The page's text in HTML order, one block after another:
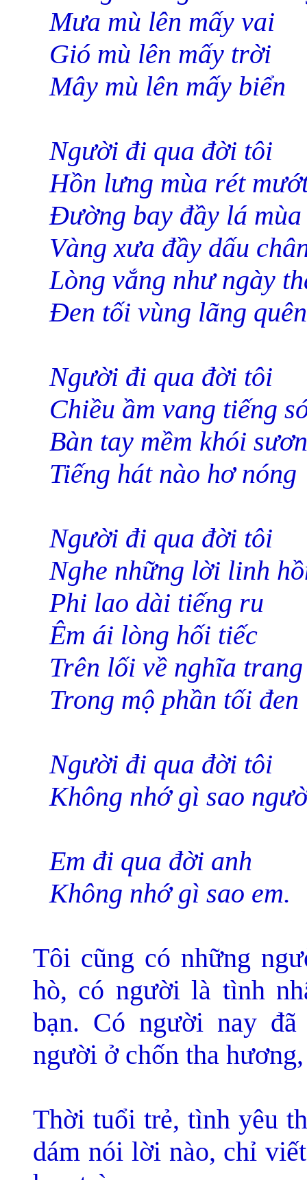
Mưa mù lên mấy vai
Gió mù lên mấy trời
Mây mù lên mấy biển
Người đi qua đời tôi
Hồn lưng mùa rét
Đường bay đầy lá mùa
Vàng xưa đầy dấu
Lòng vắng như ngày
Đen tối vùng lãng quên
Người đi qua đời tôi
Chiều ầm vang tiếng
Bàn tay mềm khói
Tiếng hát nào hơ nóng
Người đi qua đời tôi
Nghe những lời linh
Phi lao dài tiếng ru
Êm ái lòng hối tiếc
Trên lối về nghĩa trang
Trong mộ phần tối đen
Người đi qua đời tôi
Không nhớ gì sao
Em đi qua đời anh
Không nhớ gì sao em.
Tôi cũng có những
hò, có người là tình
bạn. Có người nay
người ở chốn tha
Thời tuổi trẻ, tình yêu
dám nói lời nào, chỉ